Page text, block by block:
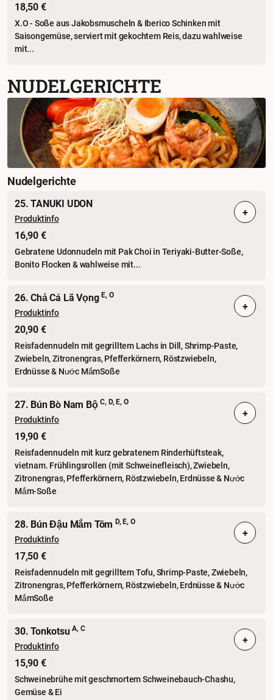
18,50 €
X.O - Soße aus Jakobsmuscheln & Iberico Schinken mit
Saisongemüse, serviert mit gekochtem Reis, dazu wahlweise
mit...
NUDELGERICHTE
Nudelgerichte
25. TANUKI UDON
Produktinfo
16,90 €
Gebratene Udonnudeln mit Pak Choi in Teriyaki-Butter-Soße,
Bonito Flocken & wahlweise mit...
+
26. Chả Cá Lã VọngE, O
Produktinfo
20,90 €
Reisfadennudeln mit gegrilltem Lachs in Dill, Shrimp-Paste,
Zwiebeln, Zitronengras, Pfefferkörnern, Röstzwiebeln,
Erdnüsse & Nước MắmSoße
+
27. Bún Bò Nam BộC, D, E, O
Produktinfo
19,90 €
Reisfadennudeln mit kurz gebratenem Rinderhüftsteak,
vietnam. Frühlingsrollen (mit Schweinefleisch), Zwiebeln,
Zitronengras, Pfefferkörnern, Röstzwiebeln, Erdnüsse & Nước
Mắm-Soße
+
28. Bún Đậu Mắm Tôm D, E, O
Produktinfo
17,50 €
Reisfadennudeln mit gegrilltem Tofu, Shrimp-Paste, Zwiebeln,
Zitronengras, Pfefferkörnern, Röstzwiebeln, Erdnüsse & Nước
MắmSoße
+
30. TonkotsuA, C
Produktinfo
15,90 €
Schweinebrühe mit geschmortem Schweinebauch-Chashu,
Gemüse & Ei
+